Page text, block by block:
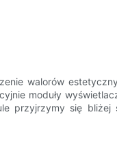
walorów
moduły
przyjrzymy się bliżej